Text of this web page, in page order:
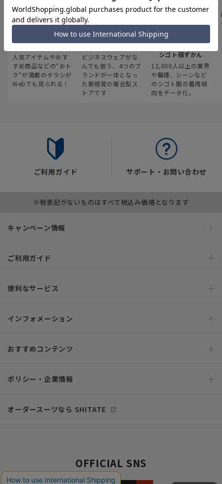
最新のお買い得情報
人気アイテムやおす
すめ商品などの“おト
ク“が満載のチラシが
Webでも見られる！
スーツスクエア
ビジネスウェアがな
んでも揃う、4つのブ
ランドが一体となっ
た新感覚の複合型ス
トアです
みんなの
シゴト服ずかん
12,000人以上の業界
や職種、シーンなど
のシゴト服の着用傾
向をデータ化。
ご利用ガイド サポート・お問い合わせ
※税表記がないものはすべて税込み価格となります
キャンペーン情報
ご利用ガイド
便利なサービス
インフォメーション
おすすめコンテンツ
ポリシー・企業情報
オーダースーツなら SHITATE
OFFICIAL SNS